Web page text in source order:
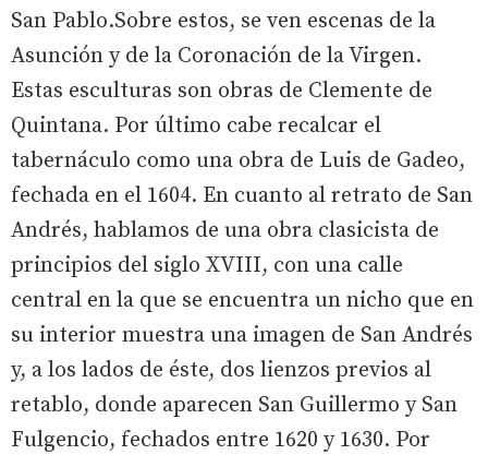
San Pablo.Sobre estos, se ven escenas de la
Asunción y de la Coronación de la Virgen.
Estas esculturas son obras de Clemente de
Quintana. Por último cabe recalcar el
tabernáculo como una obra de Luis de Gadeo,
fechada en el 1604. En cuanto al retrato de San
Andrés, hablamos de una obra clasicista de
principios del siglo XVIII, con una calle
central en la que se encuentra un nicho que en
su interior muestra una imagen de San Andrés
y, a los lados de éste, dos lienzos previos al
retablo, donde aparecen San Guillermo y San
Fulgencio, fechados entre 1620 y 1630. Por